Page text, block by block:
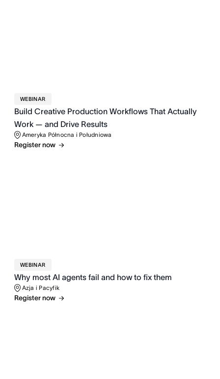
WEBINAR
Build Creative Production Workflows That Actually
Work — and Drive Results
Ameryka Północna i Południowa
Register now
WEBINAR
Why most AI agents fail and how to fix them
Azja i Pacyfik
Register now